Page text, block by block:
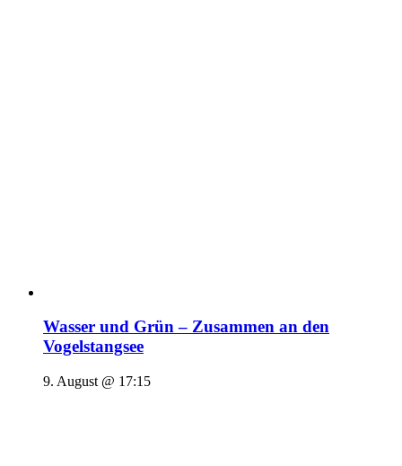
Wasser und Grün – Zusammen an den
Vogelstangsee
9. August @ 17:15